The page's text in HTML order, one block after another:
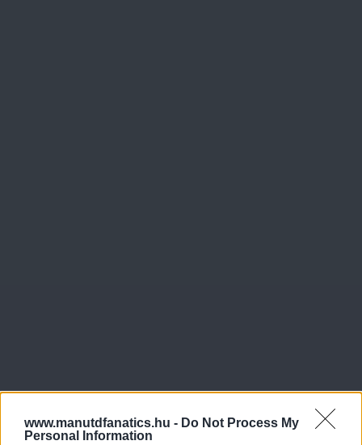
www.manutdfanatics.hu - Do Not Process My
Personal Information